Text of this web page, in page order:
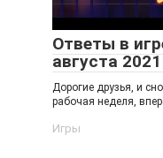
Ответы в
августа
Дорогие друзья, и
рабочая неделя,
Игры